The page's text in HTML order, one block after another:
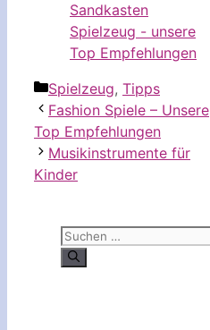
Sandkasten
Spielzeug - unsere
Top Empfehlungen
Kategorien
Spielzeug, Tipps
Fashion Spiele – Unsere
Top Empfehlungen
Musikinstrumente für
Kinder
Suchen
nach: